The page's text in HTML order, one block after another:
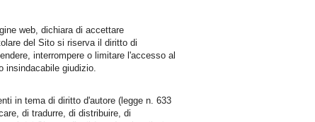
web, dichiara di accettare
del Sito si riserva il diritto di
interrompere o limitare l'accesso al
insindacabile giudizio.
in tema di diritto d'autore (legge n. 633
di tradurre, di distribuire, di